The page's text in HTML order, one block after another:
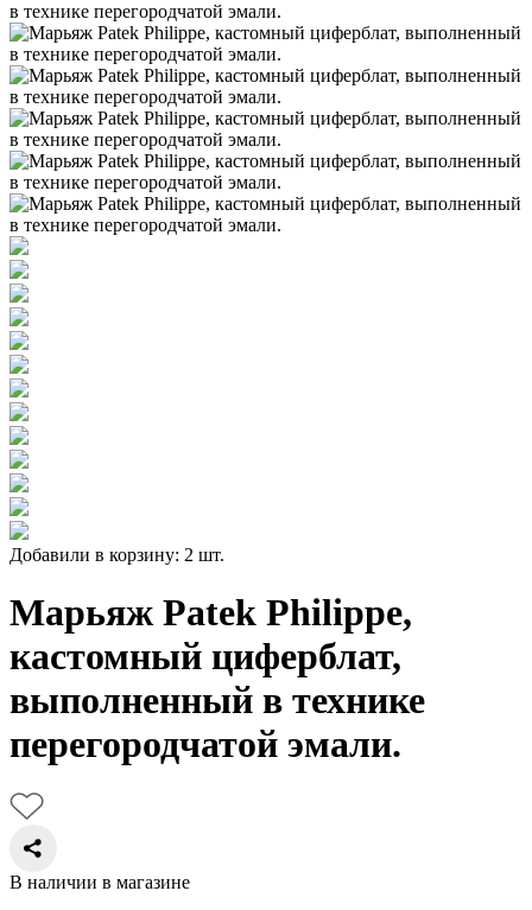
Добавили в корзину: 2 шт.
Марьяж Patek Philippe,
кастомный циферблат,
выполненный в технике
перегородчатой эмали.
В наличии в магазине